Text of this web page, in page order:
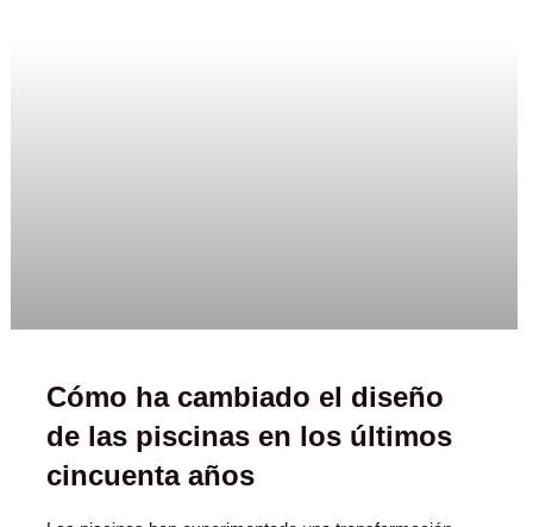
Cómo ha cambiado el diseño
de las piscinas en los últimos
cincuenta años